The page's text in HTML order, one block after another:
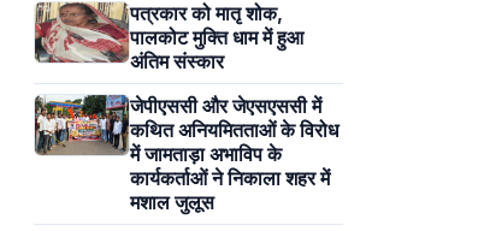
पत्रकार को मातृ शोक,
पालकोट मुक्ति धाम में हुआ
अंतिम संस्कार
जेपीएससी और जेएसएससी में
कथित अनियमितताओं के विरोध
में जामताड़ा अभाविप के
कार्यकर्ताओं ने निकाला शहर में
मशाल जुलूस